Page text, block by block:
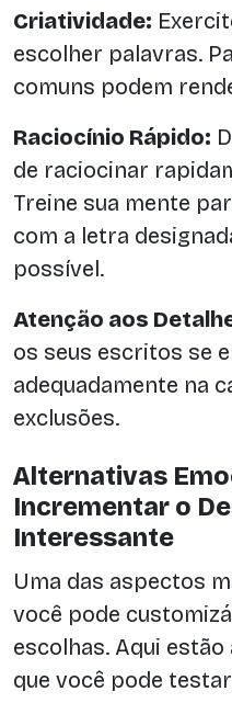
Criatividade:
escolher palavras.
comuns podem
Raciocínio Rápido:
de raciocinar
Treine sua mente
com a letra
possível.
Atenção aos
os seus escritos se
adequadamente na
exclusões.
Alternativas
Incrementar o
Interessante
Uma das aspectos
você pode
escolhas. Aqui
que você pode